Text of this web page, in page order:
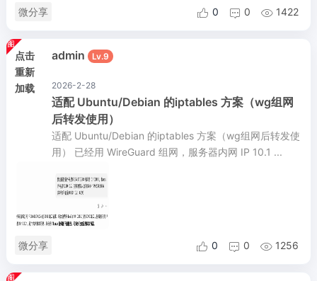
微分享  0  0  1422
点击
重新
加载
admin Lv.9
2026-2-28
适配 Ubuntu/Debian 的iptables 方案（wg组网
后转发使用）
适配 Ubuntu/Debian 的iptables 方案（wg组网后转发使
用） 已经用 WireGuard 组网，服务器内网 IP 10.1 ...
微分享  0  0  1256